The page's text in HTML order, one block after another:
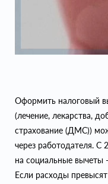
Оформить налоговый
(лечение, лекарства,
страхование (ДМС))
через работодателя. С
на социальные
Если расходы